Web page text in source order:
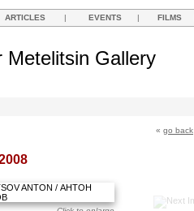
ARTICLES | EVENTS | FILMS
Metelitsin Gallery
« go back